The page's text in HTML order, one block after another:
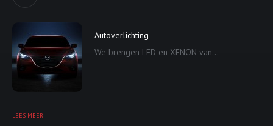
Autoverlichting
We brengen LED en XENON van...
LEES MEER